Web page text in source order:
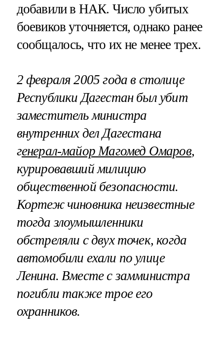
добавили в НАК. Число убитых
боевиков уточняется, однако ранее
сообщалось, что их не менее трех.
2 февраля 2005 года в столице
Республики Дагестан был убит
заместитель министра
внутренних дел Дагестана
генерал-майор Магомед Омаров,
курировавший милицию
общественной безопасности.
Кортеж чиновника неизвестные
тогда злоумышленники
обстреляли с двух точек, когда
автомобили ехали по улице
Ленина. Вместе с замминистра
погибли также трое его
охранников.